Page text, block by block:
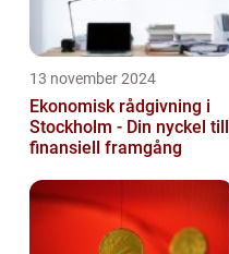
13 november 2024
Ekonomisk rådgivning i
Stockholm - Din nyckel till
finansiell framgång